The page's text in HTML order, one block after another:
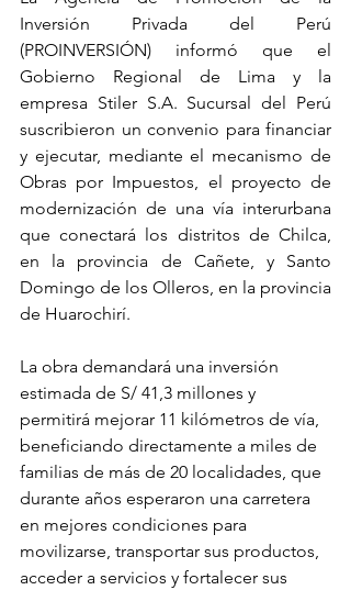
Inversión Privada del Perú
(PROINVERSIÓN) informó que el
Gobierno Regional de Lima y la
empresa Stiler S.A. Sucursal del Perú
suscribieron un convenio para financiar
y ejecutar, mediante el mecanismo de
Obras por Impuestos, el proyecto de
modernización de una vía interurbana
que conectará los distritos de Chilca,
en la provincia de Cañete, y Santo
Domingo de los Olleros, en la provincia
de Huarochirí.
La obra demandará una inversión
estimada de S/ 41,3 millones y
permitirá mejorar 11 kilómetros de vía,
beneficiando directamente a miles de
familias de más de 20 localidades, que
durante años esperaron una carretera
en mejores condiciones para
movilizarse, transportar sus productos,
acceder a servicios y fortalecer sus